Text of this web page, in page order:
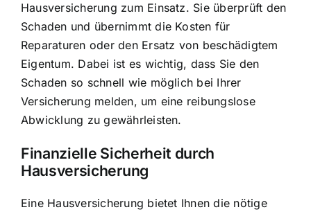
Hausversicherung zum Einsatz. Sie überprüft den
Schaden und übernimmt die Kosten für
Reparaturen oder den Ersatz von beschädigtem
Eigentum. Dabei ist es wichtig, dass Sie den
Schaden so schnell wie möglich bei Ihrer
Versicherung melden, um eine reibungslose
Abwicklung zu gewährleisten.
Finanzielle Sicherheit durch
Hausversicherung
Eine Hausversicherung bietet Ihnen die nötige